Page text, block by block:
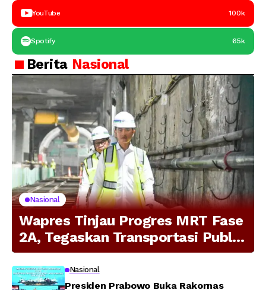
YouTube 100k
Spotify 65k
Berita Nasional
Nasional
Wapres Tinjau Progres MRT Fase
2A, Tegaskan Transportasi Publik
Modern Jadi Prioritas Nasional
Nasional
Presiden Prabowo Buka Rakornas